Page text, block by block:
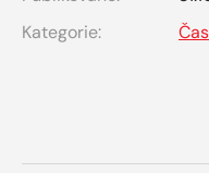
Kategorie: